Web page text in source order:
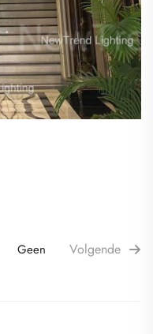
Volgende
Geen